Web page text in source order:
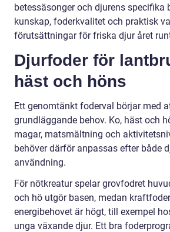
betessäsonger och djurens specifika
kunskap, foderkvalitet och praktisk
förutsättningar för friska djur året
Djurfoder för
häst och höns
Ett genomtänkt foderval börjar med
grundläggande behov. Ko, häst och
magar, matsmältning och
behöver därför anpassas efter både
användning.
För nötkreatur spelar grovfodret
och hö utgör basen, medan
energibehovet är högt, till exempel
unga växande djur. Ett bra